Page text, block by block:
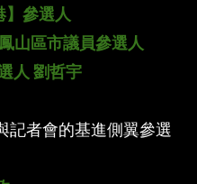
】參選人
山區市議員參選人
人 劉哲宇
記者會的基進側翼參選